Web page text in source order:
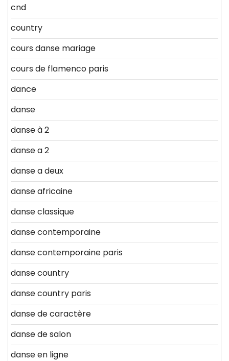
cnd
country
cours danse mariage
cours de flamenco paris
dance
danse
danse à 2
danse a 2
danse a deux
danse africaine
danse classique
danse contemporaine
danse contemporaine paris
danse country
danse country paris
danse de caractère
danse de salon
danse en ligne